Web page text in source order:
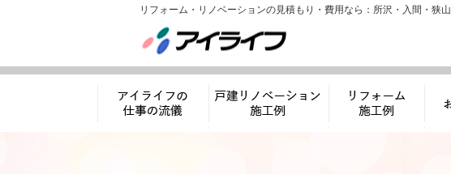
リフォーム・リノベーションの見積もり・費用なら：所沢・入間・狭山